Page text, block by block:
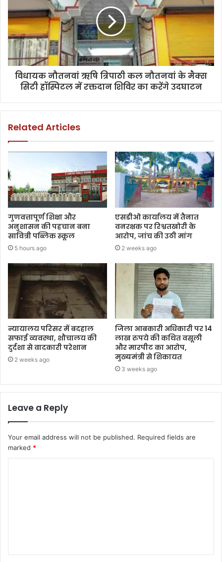
विधायक नौतनवां ऋषि त्रिपाठी कल नौतनवां के मैक्स
सिटी हॉस्पिटल में रक्तदान शिविर का करेंगे उदघाटन
Related Articles
गुणवत्तापूर्ण शिक्षा और
अनुशासन की पहचान बना
सावित्री पब्लिक स्कूल
5 hours ago
एसडीओ कार्यालय में तैनात
वनरक्षक पर रिश्वतखोरी के
आरोप, जांच की उठी मांग
2 weeks ago
न्यायालय परिसर में बदहाल
सफाई व्यवस्था, शौचालय की
दुर्दशा से वादकारी परेशान
2 weeks ago
जिला आबकारी अधिकारी पर 14
लाख रुपये की कथित वसूली
और मारपीट का आरोप,
मुख्यमंत्री से शिकायत
3 weeks ago
Leave a Reply
Your email address will not be published. Required fields are
marked *